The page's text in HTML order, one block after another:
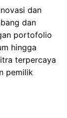
dan
dan
portofolio
hingga
terpercaya
pemilik